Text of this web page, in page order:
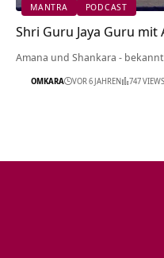
MANTRA PODCAST
Shri Guru Jaya Guru
Amana und Shankara -
OMKARA VOR 6 JAHREN 747 VIEWS